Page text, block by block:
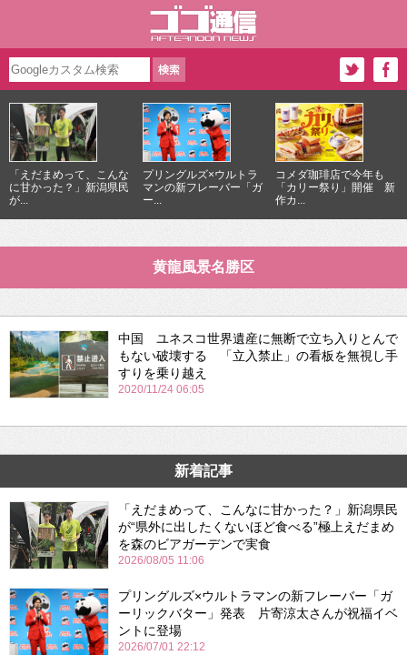
「えだまめって、こんな
に甘かった？」新潟県民
が...
プリングルズ×ウルトラ
マンの新フレーバー「ガ
ー...
コメダ珈琲店で今年も
「カリー祭り」開催 新
作カ...
黄龍風景名勝区
中国 ユネスコ世界遺産に無断で立ち入りとんで
もない破壊する 「立入禁止」の看板を無視し手
すりを乗り越え
2020/11/24 06:05
新着記事
「えだまめって、こんなに甘かった？」新潟県民
が“県外に出したくないほど食べる”極上えだまめ
を森のビアガーデンで実食
2026/08/05 11:06
プリングルズ×ウルトラマンの新フレーバー「ガ
ーリックバター」発表 片寄涼太さんが祝福イベ
ントに登場
2026/07/01 22:12